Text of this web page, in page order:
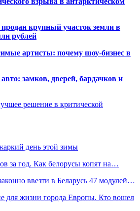
крупный участок земли в
рублей
артисты: почему шоу-бизнес в
замков, дверей, бардачков и
решение в критической
день этой зимы
за год. Как белорусы копят на…
ввезти в Беларусь 47 модулей…
для жизни города Европы. Кто вошел